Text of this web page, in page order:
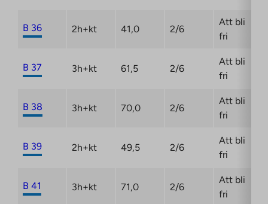
B 36 2h+kt 41,0 2/6
Att bli
fri
B 37 3h+kt 61,5 2/6
Att bli
fri
B 38 3h+kt 70,0 2/6
Att bli
fri
B 39 2h+kt 49,5 2/6
Att bli
fri
B 41 3h+kt 71,0 2/6
Att bli
fri